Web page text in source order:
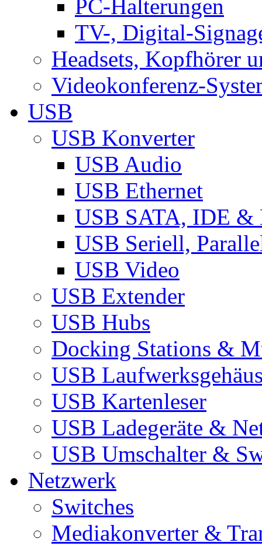
PC-Halterungen
TV-, Digital-
Headsets, Kopfhörer
Videokonferenz-
USB
USB Konverter
USB Audio
USB Ethernet
USB SATA, IDE &
USB Seriell,
USB Video
USB Extender
USB Hubs
Docking Stations &
USB
USB Kartenleser
USB Ladegeräte &
USB Umschalter &
Netzwerk
Switches
Mediakonverter &